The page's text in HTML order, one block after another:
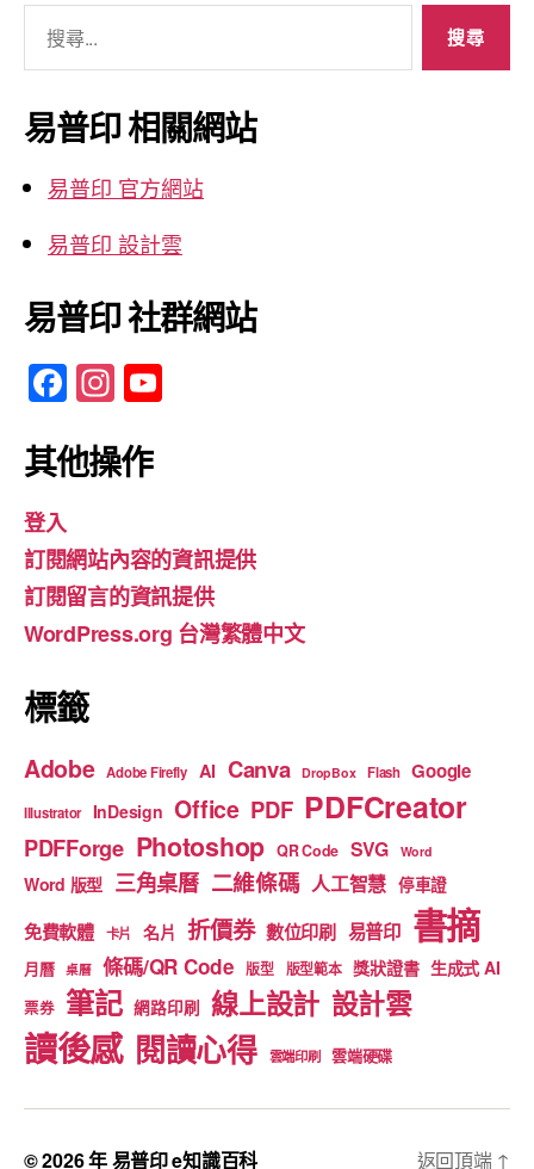
關
鍵
字:
易普印 相關網站
易普印 官方網站
易普印 設計雲
易普印 社群網站
F
a
c
b
o
o
k
In
st
a
gr
a
m
u
b
e
其他操作
登入
訂閱網站內容的資訊提供
訂閱留言的資訊提供
WordPress.org 台灣繁體中文
標籤
Adobe Adobe Firefly AI Canva DropBox Flash Google
Illustrator InDesign Office PDF PDFCreator
PDFForge Photoshop QR Code SVG Word
Word 版型 三角桌曆 二維條碼 人工智慧 停車證
免費軟體 卡片 名片 折價券 數位印刷 易普印 書摘
月曆 桌曆 條碼/QR Code 版型 版型範本 獎狀證書 生成式 AI
票券 筆記 網路印刷 線上設計 設計雲
讀後感 閱讀心得 雲端印刷 雲端硬碟
© 2026 年易普印 e知識百科 返回頂端 ↑